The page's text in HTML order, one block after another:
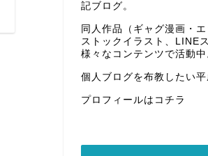
記ブログ。
同人作品（ギャグ漫画・エ
ストックイラスト、LINE
様々なコンテンツで活動中
個人ブログを布教したい平
プロフィールはコチラ